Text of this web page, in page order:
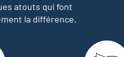
atouts qui font
la différence.